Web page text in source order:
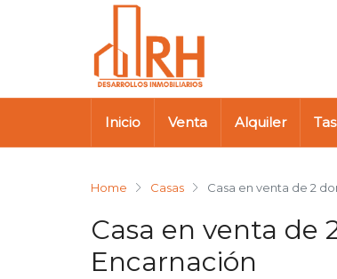
Inicio Venta Alquiler
Home Casas Casa en venta de 2
Casa en venta de
Encarnación